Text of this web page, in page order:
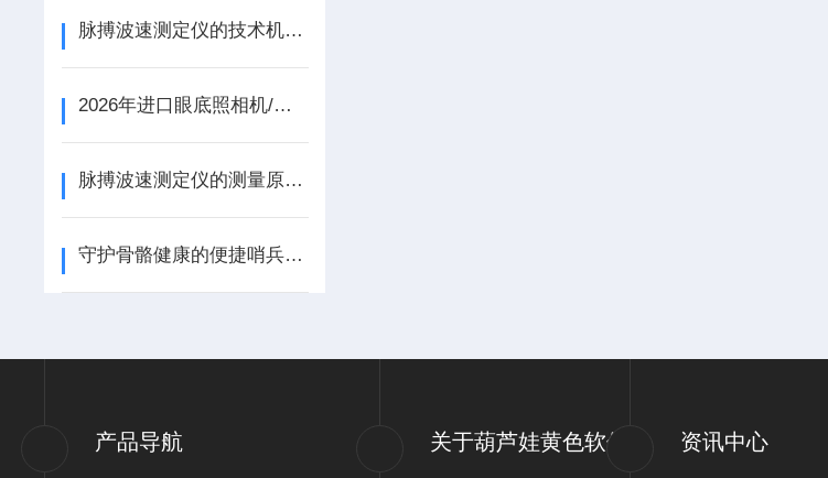
脉搏波速测定仪的技术机制与血管健康评估
2026年进口眼底照相机/眼压计采购参考：眼底照相机与眼压计选型及代理商甄选
脉搏波速测定仪的测量原理与动脉弹性功能评价技术解析
守护骨骼健康的便捷哨兵：便携式超声骨密度仪的技术原理与应用前景
产品导航 关于葫芦娃黄色软件 资讯中心